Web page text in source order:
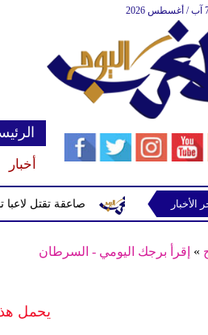
أخبار
صاعقة تقتل لاعبا تايلانديا وتصيب 12 آخرين الأخبار
» إقرأ برجك اليومي - السرطان
يحمل